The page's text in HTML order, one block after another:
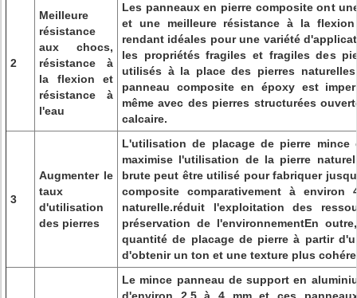
2
Meilleure
résistance
aux chocs,
résistance à
la flexion et
résistance à
l'eau
Les panneaux en pierre composite ont
et une meilleure résistance à la
rendant idéales pour une variété
les propriétés fragiles et fragiles des
utilisés à la place des pierres
panneau composite en époxy est
même avec des pierres structurées
calcaire.
3
Augmenter le
taux
d'utilisation
des pierres
L'utilisation de placage de pierre mince
maximise l'utilisation de la pierre
brute peut être utilisé pour fabriquer
composite comparativement à
naturelle.réduit l'exploitation des
préservation de l'environnementEn
quantité de placage de pierre à partir
d'obtenir un ton et une texture plus
Le mince panneau de support en